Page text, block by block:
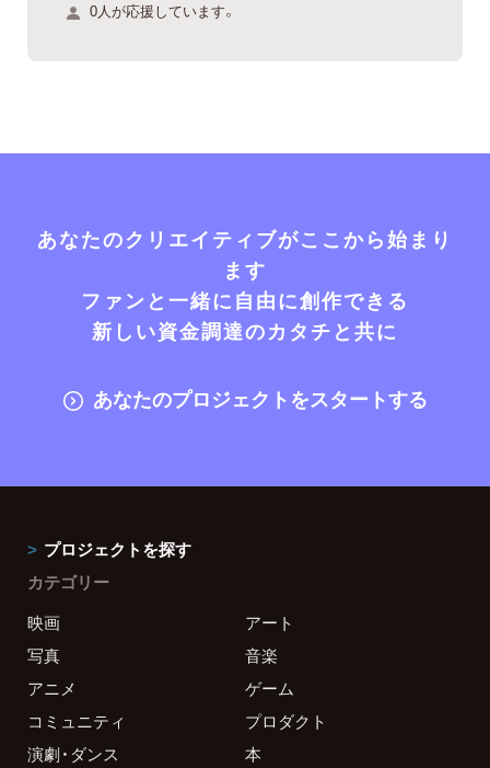
0人が応援しています。
あなたのクリエイティブがここから始まり
ます
ファンと一緒に自由に創作できる
新しい資金調達のカタチと共に
あなたのプロジェクトをスタートする
プロジェクトを探す
カテゴリー
映画
アート
写真
音楽
アニメ
ゲーム
コミュニティ
プロダクト
演劇・ダンス
本